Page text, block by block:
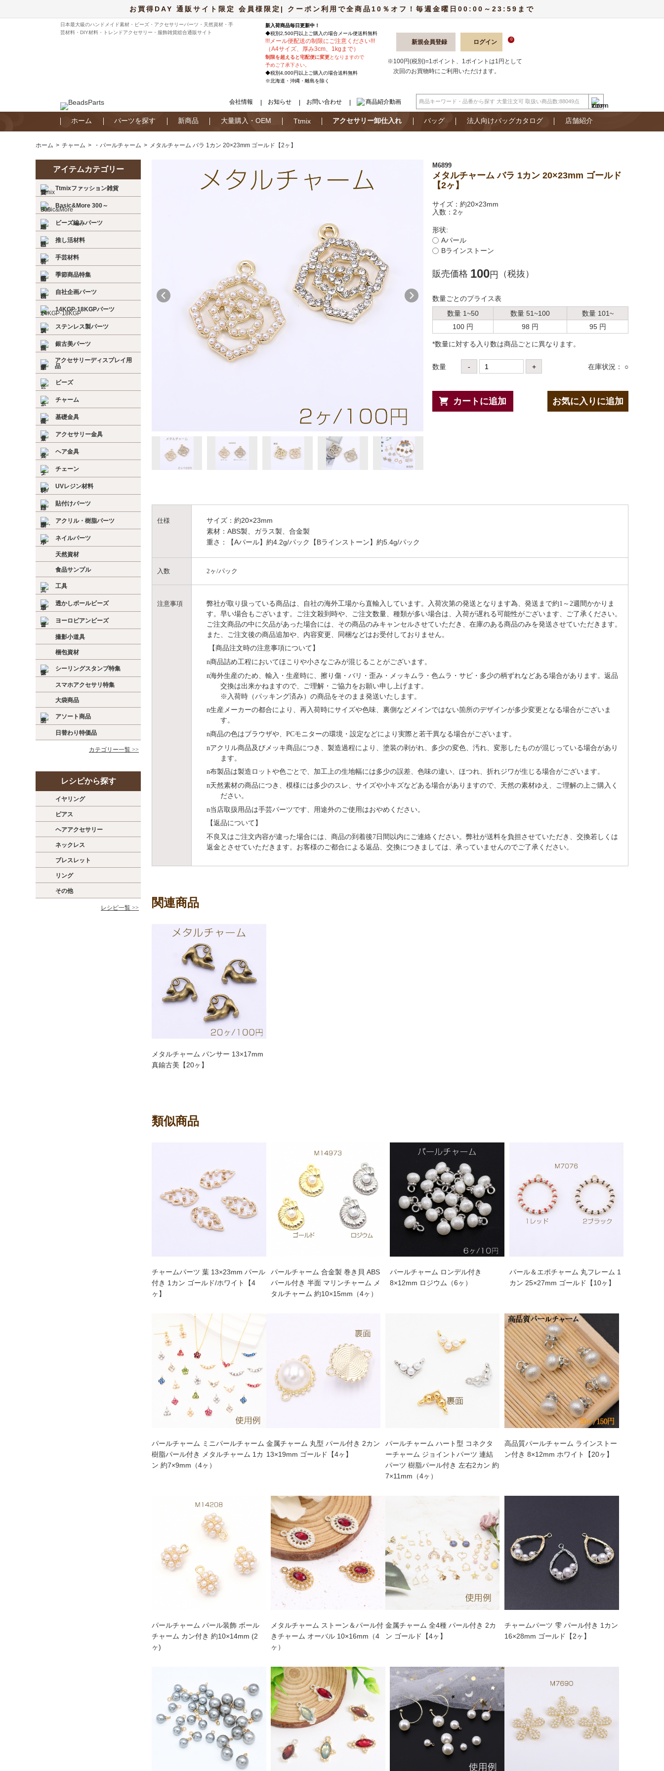
お買得DAY 通販サイト限定 会員様限定| クーポン利用で全商品10％オフ！毎週金曜日00:00～23:59まで
日本最大級のハンドメイド素材・ビーズ・アクセサリーパーツ・天然資材・手
芸材料・DIY材料・トレンドアクセサリー・服飾雑貨総合通販サイト
新入荷商品毎日更新中！
◆税別2,500円以上ご購入の場合 メール便送料無料
!!!メール便配送の制限にご注意ください!!!
（A4サイズ、厚み3cm、1kgまで）
制限を超えると宅配便に変更となりますので
予めご了承下さい。
◆税別4,000円以上ご購入の場合送料無料
※北海道・沖縄・離島を除く
新規会員登録 ログイン 0
※100円(税別)=1ポイント、1ポイントは1円として
次回のお買物時にご利用いただけます。
会社情報 お知らせ お問い合わせ 商品紹介動画
ホーム パーツを探す 新商品 大量購入・OEM Ttmix アクセサリー卸仕入れ バッグ 法人向けバッグカタログ 店舗紹介
ホーム チャーム ・パールチャーム メタルチャーム バラ 1カン 20×23mm ゴールド【2ヶ】
アイテムカテゴリー
Ttmixファッション雑貨
Basic&More 300～
ビーズ編みパーツ
推し活材料
手芸材料
季節商品特集
自社企画パーツ
14KGP·18KGPパーツ
ステンレス製パーツ
銀古美パーツ
アクセサリーディスプレイ用
品
ビーズ
チャーム
基礎金具
アクセサリー金具
ヘア金具
チェーン
UVレジン材料
貼付けパーツ
アクリル・樹脂パーツ
ネイルパーツ
天然資材
食品サンプル
工具
透かしボールビーズ
ヨーロピアンビーズ
撮影小道具
梱包資材
シーリングスタンプ特集
スマホアクセサリ特集
大袋商品
アソート商品
日替わり特価品
カテゴリー一覧 >>
レシピから探す
イヤリング
ピアス
ヘアアクセサリー
ネックレス
ブレスレット
リング
その他
レシピ一覧 >>
M6899
メタルチャーム バラ 1カン 20×23mm ゴールド
【2ヶ】
サイズ：約20×23mm
入数：2ヶ
形状:
Aパール
Bラインストーン
販売価格 100円 （税抜）
数量ごとのプライス表
数量 1~50
数量 51~100
数量 101~
100 円
98 円 95 円
*数量に対する⼊り数は商品ごとに異なります。
数量 - + 在庫状況： ○
カートに追加 お気に入りに追加
仕様
サイズ：約20×23mm
素材：ABS製、ガラス製、合金製
重さ：【Aパール】約4.2g/パック【Bラインストーン】約5.4g/パック
入数 2ヶ/パック
注意事項 弊社が取り扱っている商品は、自社の海外工場から直輸入しています。入荷次第の発送となります為、発送まで約1～2週間かかりま
す。早い場合もございます。ご注文殺到時や、ご注文数量、種類が多い場合は、入荷が遅れる可能性がございます、ご了承ください。
ご注文商品の中に欠品があった場合には、その商品のみキャンセルさせていただき、在庫のある商品のみを発送させていただきます。
また、ご注文後の商品追加や、内容変更、同梱などはお受付しておりません。
【商品注文時の注意事項について】
n商品詰め⼯程においてほこりや⼩さなごみが混じることがございます。
n海外⽣産のため、輸⼊・⽣産時に、擦り傷・バリ・歪み・メッキムラ・色ムラ・サビ・多少の柄ずれなどある場合があります。返品
交換は出来かねますので、ご理解・ご協⼒をお願い申し上げます。
※⼊荷時（パッキング済み）の商品をそのまま発送いたします。
n⽣産メーカーの都合により、再⼊荷時にサイズや⾊味、裏側などメインではない箇所のデザインが多少変更となる場合がございま
す。
n商品の⾊はブラウザや、 PCモニターの環境・設定などにより実際と若⼲異なる場合がございます。
nアクリル商品及びメッキ商品につき、製造過程により、塗装の剥がれ、多少の変色、汚れ、変形したものが混じっている場合があり
ます。
n布製品は製造ロットや色ごとで、加工上の生地幅には多少の誤差、色味の違い、ほつれ、折れジワが生じる場合がございます。
n天然素材の商品につき、模様には多少のスレ、サイズや小キズなどある場合がありますので、天然の素材ゆえ、ご理解の上ご購入く
ださい。
n当店取扱用品は⼿芸パーツです、⽤途外のご使⽤はおやめください。
【返品について】
不良又はご注文内容が違った場合には、商品の到着後7日間以内にご連絡ください。弊社が送料を負担させていただき、交換若しくは
返金とさせていただきます。お客様のご都合による返品、交換につきましては、承っていませんのでご了承ください。
関連商品
メタルチャーム パンサー 13×17mm
真鍮古美【20ヶ】
類似商品
チャームパーツ 葉 13×23mm パール
付き 1カン ゴールド/ホワイト【4
ヶ】
パールチャーム 合金製 巻き貝 ABS
パール付き 半面 マリンチャーム メ
タルチャーム 約10×15mm（4ヶ）
パールチャーム ロンデル付き
8×12mm ロジウム（6ヶ）
パール＆エポチャーム 丸フレーム 1
カン 25×27mm ゴールド【10ヶ】
パールチャーム ミニパールチャーム
樹脂パール付き メタルチャーム 1カ
ン 約7×9mm（4ヶ）
金属チャーム 丸型 パール付き 2カン
13×19mm ゴールド【4ヶ】
パールチャーム ハート型 コネクタ
ーチャーム ジョイントパーツ 連結
パーツ 樹脂パール付き 左右2カン 約
7×11mm（4ヶ）
高品質パールチャーム ラインストー
ン付き 8×12mm ホワイト【20ヶ】
パールチャーム パール装飾 ボール
チャーム カン付き 約10×14mm (2
ヶ)
メタルチャーム ストーン＆パール付
きチャーム オーバル 10×16mm（4
ヶ）
金属チャーム 全4種 パール付き 2カ
ン ゴールド【4ヶ】
チャームパーツ 雫 パール付き 1カン
16×28mm ゴールド【2ヶ】